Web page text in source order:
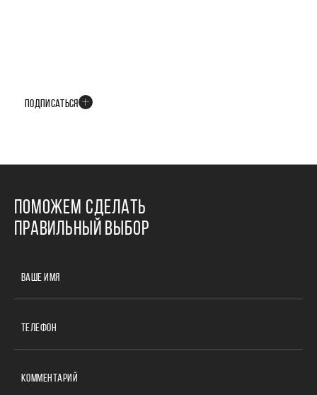
ПОДПИСАТЬСЯ
ПОМОЖЕМ СДЕЛАТЬ
ПРАВИЛЬНЫЙ ВЫБОР
ВАШЕ ИМЯ
ТЕЛЕФОН
КОММЕНТАРИЙ